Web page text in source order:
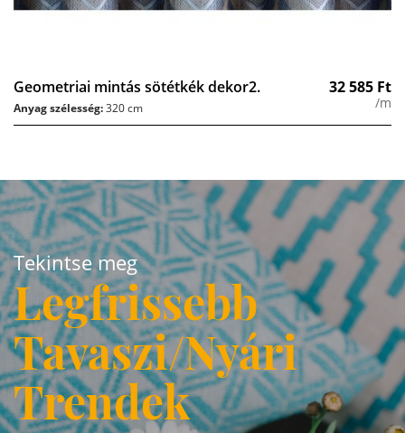
Geometriai mintás sötétkék dekor2. 32 585 Ft
/m
Anyag szélesség:320 cm
Tekintse meg
Legfrissebb
Tavaszi/Nyári
Trendek